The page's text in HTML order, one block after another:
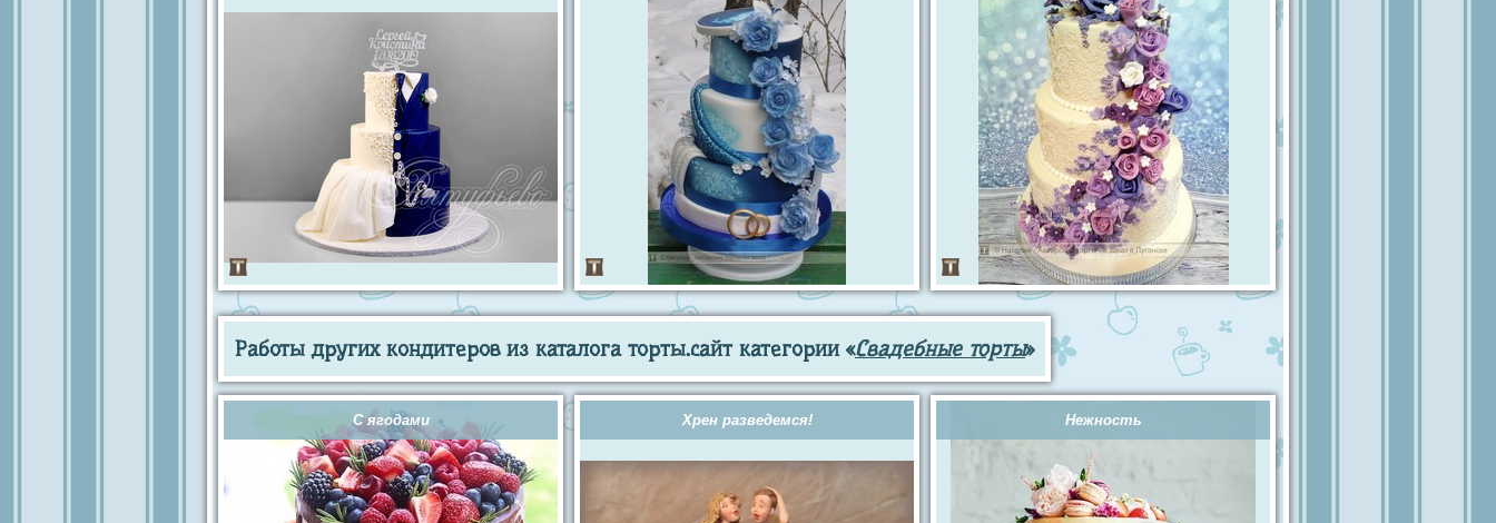
Работы других кондитеров из каталога торты.сайт категории «Свадебные торты»
С ягодами Хрен разведемся! Нежность